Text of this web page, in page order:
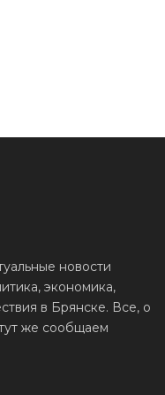
новости
экономика,
в Брянске. Все, о
же сообщаем